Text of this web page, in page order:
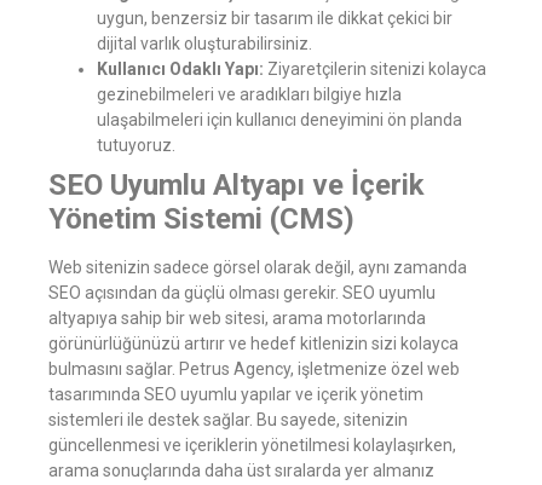
uygun, benzersiz bir tasarım ile dikkat çekici bir
dijital varlık oluşturabilirsiniz.
Kullanıcı Odaklı Yapı: Ziyaretçilerin sitenizi kolayca
gezinebilmeleri ve aradıkları bilgiye hızla
ulaşabilmeleri için kullanıcı deneyimini ön planda
tutuyoruz.
SEO Uyumlu Altyapı ve İçerik
Yönetim Sistemi (CMS)
Web sitenizin sadece görsel olarak değil, aynı zamanda
SEO açısından da güçlü olması gerekir. SEO uyumlu
altyapıya sahip bir web sitesi, arama motorlarında
görünürlüğünüzü artırır ve hedef kitlenizin sizi kolayca
bulmasını sağlar. Petrus Agency, işletmenize özel web
tasarımında SEO uyumlu yapılar ve içerik yönetim
sistemleri ile destek sağlar. Bu sayede, sitenizin
güncellenmesi ve içeriklerin yönetilmesi kolaylaşırken,
arama sonuçlarında daha üst sıralarda yer almanız